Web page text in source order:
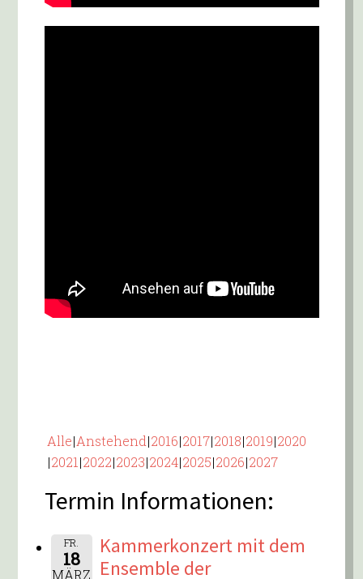
Alle Anstehend 2016 2017 2018 2019 2020
2021 2022 2023 2024 2025 2026 2027
Termin Informationen:
FR.
18
MÄRZ
Kammerkonzert mit dem
Ensemble der